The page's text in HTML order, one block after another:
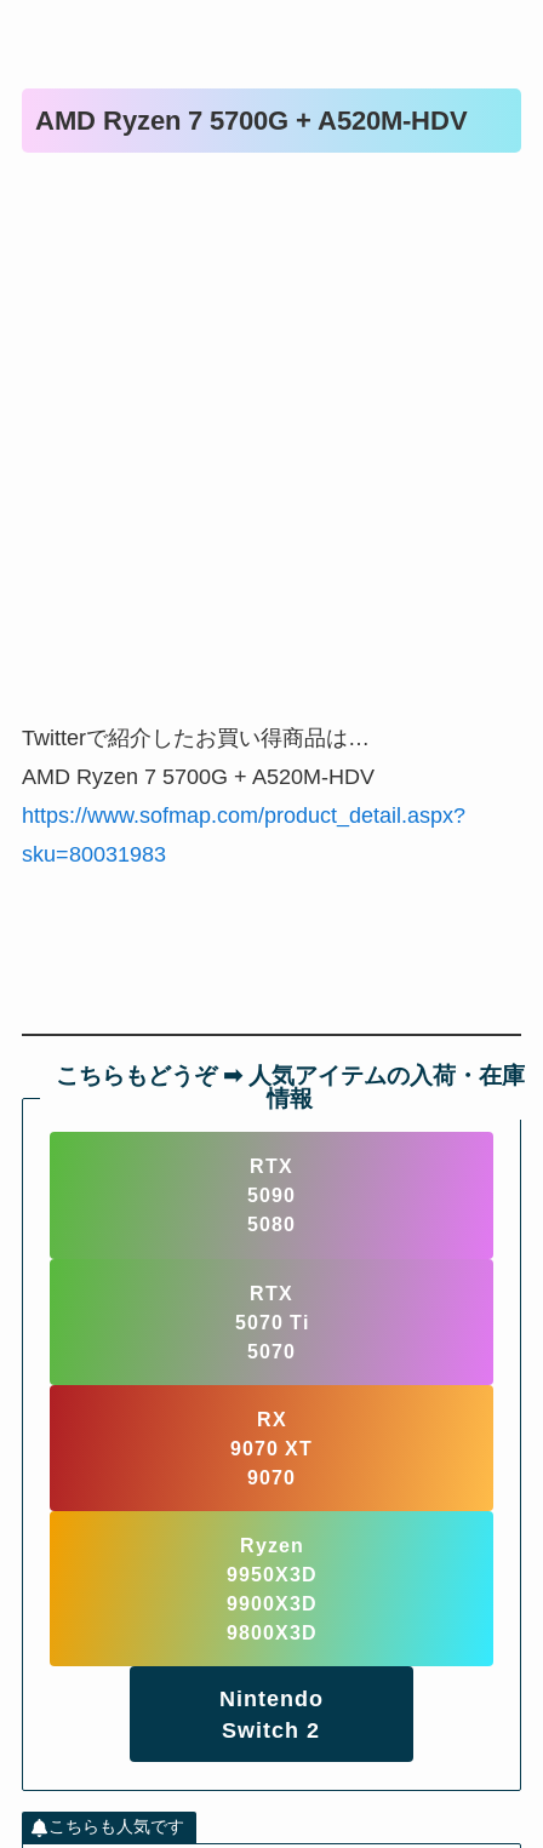
AMD Ryzen 7 5700G + A520M-HDV
Twitterで紹介したお買い得商品は…
AMD Ryzen 7 5700G + A520M-HDV
https://www.sofmap.com/product_detail.aspx?
sku=80031983
こちらもどうぞ ➡︎ 人気アイテムの入荷・在庫
情報
RTX
5090
5080
RTX
5070 Ti
5070
RX
9070 XT
9070
Ryzen
9950X3D
9900X3D
9800X3D
Nintendo
Switch 2
こちらも人気です